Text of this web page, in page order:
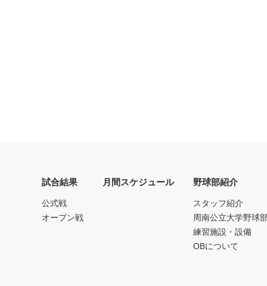
試合結果
公式戦
オープン戦
月間スケジュール 野球部紹介
スタッフ紹介
周南公立大学野球
練習施設・設備
OBについて